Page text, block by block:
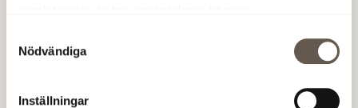
Nödvändiga
Inställningar
Vacant premises